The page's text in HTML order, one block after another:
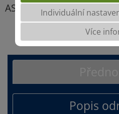
ASTRONAUTE
Popis
Individuální
Více